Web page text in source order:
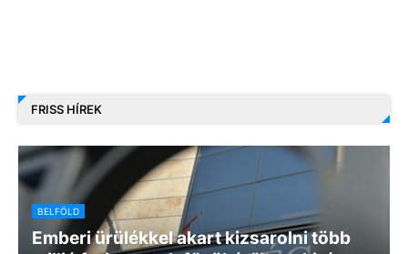
FRISS HÍREK
BELFÖLD
Emberi ürülékkel akart kizsarolni több